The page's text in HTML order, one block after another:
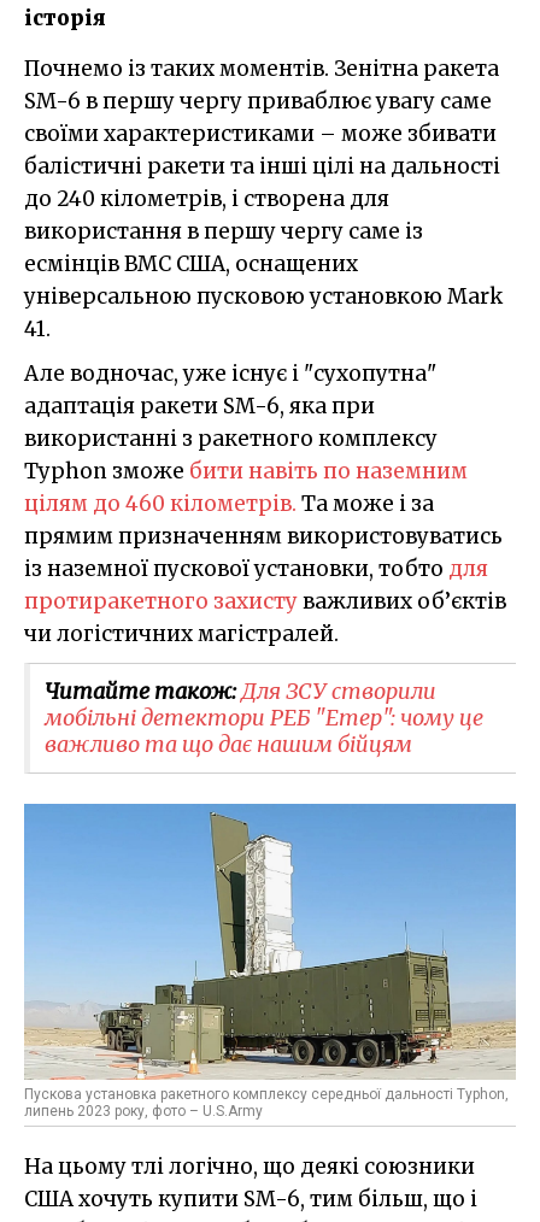
історія
Почнемо із таких моментів. Зенітна ракета
SM-6 в першу чергу приваблює увагу саме
своїми характеристиками – може збивати
балістичні ракети та інші цілі на дальності
до 240 кілометрів, і створена для
використання в першу чергу саме із
есмінців ВМС США, оснащених
універсальною пусковою установкою Mark
41.
Але водночас, уже існує і "сухопутна"
адаптація ракети SM-6, яка при
використанні з ракетного комплексу
Typhon зможе бити навіть по наземним
цілям до 460 кілометрів. Та може і за
прямим призначенням використовуватись
із наземної пускової установки, тобто для
протиракетного захистуважливих об’єктів
чи логістичних магістралей.
Читайте також:Для ЗСУ створили
мобільні детектори РЕБ "Етер": чому це
важливо та що дає нашим бійцям
Пускова установка ракетного комплексу середньої дальності Typhon,
липень 2023 року, фото – U.S.Army
На цьому тлі логічно, що деякі союзники
США хочуть купити SM-6, тим більш, що і